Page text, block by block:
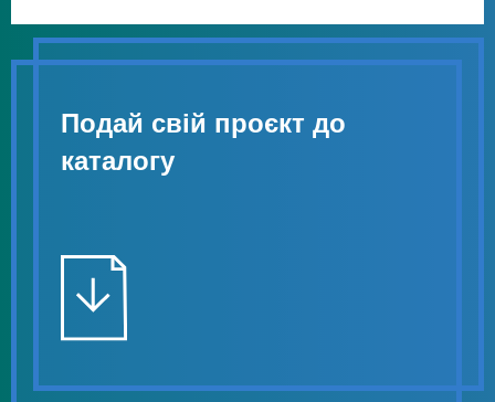
Подай свій проєкт до
каталогу